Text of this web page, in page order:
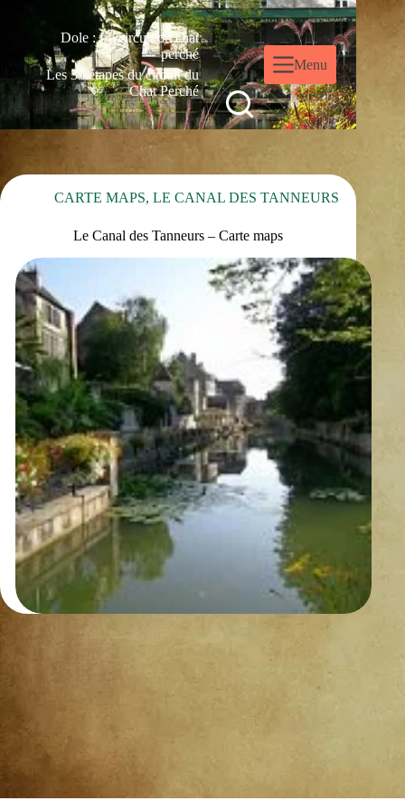
Dole : Le circuit du chat
perché
Les 35 étapes du circuit du
Chat Perché
Menu
CARTE MAPS, LE CANAL DES TANNEURS
Le Canal des Tanneurs – Carte maps